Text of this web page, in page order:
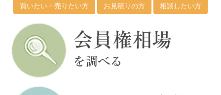
買いたい・売りたい方 お見積りの方 相談したい方